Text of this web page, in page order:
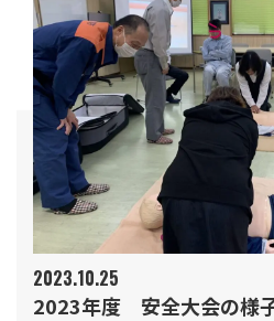
2023.10.25
2023年度 安全大会の様